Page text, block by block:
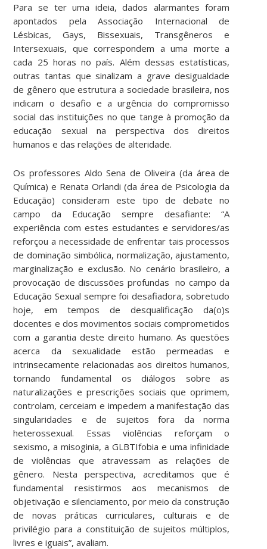
Para se ter uma ideia, dados alarmantes foram
apontados pela Associação Internacional de
Lésbicas, Gays, Bissexuais, Transgêneros e
Intersexuais, que correspondem a uma morte a
cada 25 horas no país. Além dessas estatísticas,
outras tantas que sinalizam a grave desigualdade
de gênero que estrutura a sociedade brasileira, nos
indicam o desafio e a urgência do compromisso
social das instituições no que tange à promoção da
educação sexual na perspectiva dos direitos
humanos e das relações de alteridade.
Os professores Aldo Sena de Oliveira (da área de
Química) e Renata Orlandi (da área de Psicologia da
Educação) consideram este tipo de debate no
campo da Educação sempre desafiante: “A
experiência com estes estudantes e servidores/as
reforçou a necessidade de enfrentar tais processos
de dominação simbólica, normalização, ajustamento,
marginalização e exclusão. No cenário brasileiro, a
provocação dediscussões profundas no campo da
Educação Sexual sempre foi desafiadora, sobretudo
hoje, em tempos de desqualificação da(o)s
docentes e dos movimentos sociais comprometidos
com a garantia deste direito humano. As questões
acerca da sexualidade estão permeadas e
intrinsecamente relacionadas aos direitos humanos,
tornando fundamental os diálogos sobre as
naturalizações e prescrições sociais que oprimem,
controlam, cerceiam e impedem a manifestação das
singularidades e de sujeitos fora da norma
heterossexual. Essas violências reforçam o
sexismo, a misoginia, a GLBTIfobia e uma infinidade
de violências que atravessam as relações de
gênero. Nesta perspectiva, acreditamos que é
fundamental resistirmos aos mecanismos de
objetivação e silenciamento, por meio da construção
de novas práticas curriculares, culturais e de
privilégio para a constituição de sujeitos múltiplos,
livres e iguais”, avaliam.